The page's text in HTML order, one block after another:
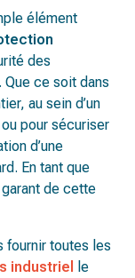
élément
des
ce soit dans
au sein d’un
pour sécuriser
d’une
En tant que
de cette
fournir toutes les
industriel
le